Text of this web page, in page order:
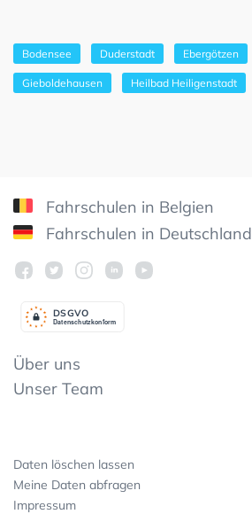
Bodensee Duderstadt Ebergötzen
Gieboldehausen Heilbad Heiligenstadt
Fahrschulen in Belgien
Fahrschulen in Deutschland
Datenschutzkonform
DSGVO
Über uns
Unser Team
Daten löschen lassen
Meine Daten abfragen
Impressum